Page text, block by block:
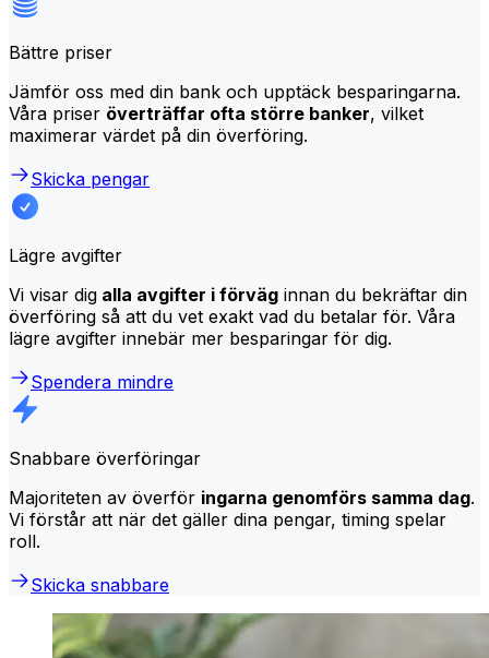
Bättre priser
Jämför oss med din bank och upptäck besparingarna.
Våra priser överträffar ofta större banker, vilket
maximerar värdet på din överföring.
Skicka pengar
Lägre avgifter
Vi visar dig alla avgifter i förväg innan du bekräftar din
överföring så att du vet exakt vad du betalar för. Våra
lägre avgifter innebär mer besparingar för dig.
Spendera mindre
Snabbare överföringar
Majoriteten av överför ingarna genomförs samma dag.
Vi förstår att när det gäller dina pengar, timing spelar
roll.
Skicka snabbare